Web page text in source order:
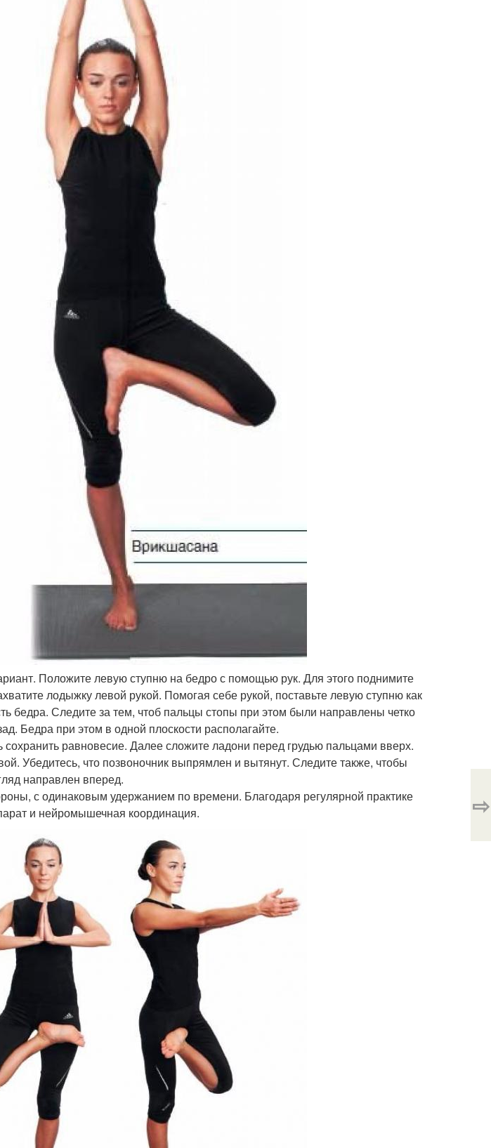
Положите левую ступню на бедро с помощью рук. Для этого поднимите
лодыжку левой рукой. Помогая себе рукой, поставьте левую ступню как
бедра. Следите за тем, чтоб пальцы стопы при этом были направлены четко
Бедра при этом в одной плоскости располагайте.
сохранить равновесие. Далее сложите ладони перед грудью пальцами вверх.
Убедитесь, что позвоночник выпрямлен и вытянут. Следите также, чтобы
направлен вперед.
с одинаковым удержанием по времени. Благодаря регулярной практике
и нейромышечная координация.
⇨